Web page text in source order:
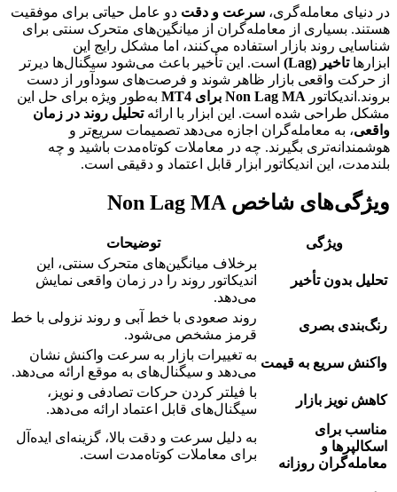
در دنیای معامله‌گری، سرعت و دقت دو عامل حیاتی برای موفقیت
هستند. بسیاری از معامله‌گران از میانگین‌های متحرک سنتی برای
شناسایی روند بازار استفاده می‌کنند، اما مشکل رایج این
ابزارهاتاخیر (Lag)
است. این تأخیر باعث می‌شود سیگنال‌ها دیرتر
از حرکت واقعی بازار ظاهر شوند و فرصت‌های سودآور از دست
بروند.اندیکاتور Non Lag MA برای MT4
به‌طور ویژه برای حل این
مشکل طراحی شده است. این ابزار با ارائهتحلیل روند در زمان
واقعی، به معامله‌گران اجازه می‌دهد تصمیمات سریع‌تر و
هوشمندانه‌تری بگیرند. چه در معاملات کوتاه‌مدت باشید و چه
بلندمدت، این اندیکاتور ابزار قابل اعتماد و دقیقی است.
ویژگی‌های شاخص Non Lag MA
ویژگی توضیحات
تحلیل بدون تأخیر
برخلاف میانگین‌های متحرک سنتی، این
اندیکاتور روند را در زمان واقعی نمایش
می‌دهد.
رنگ‌بندی بصری
روند صعودی با خط آبی و روند نزولی با خط
قرمز مشخص می‌شود.
واکنش سریع به قیمت
به تغییرات بازار به سرعت واکنش نشان
می‌دهد و سیگنال‌های به موقع ارائه می‌دهد.
کاهش نویز بازار
با فیلتر کردن حرکات تصادفی و نویز،
سیگنال‌های قابل اعتماد ارائه می‌دهد.
مناسب برای
اسکالپرها و
معامله‌گران روزانه
به دلیل سرعت و دقت بالا، گزینه‌ای ایده‌آل
برای معاملات کوتاه‌مدت است.